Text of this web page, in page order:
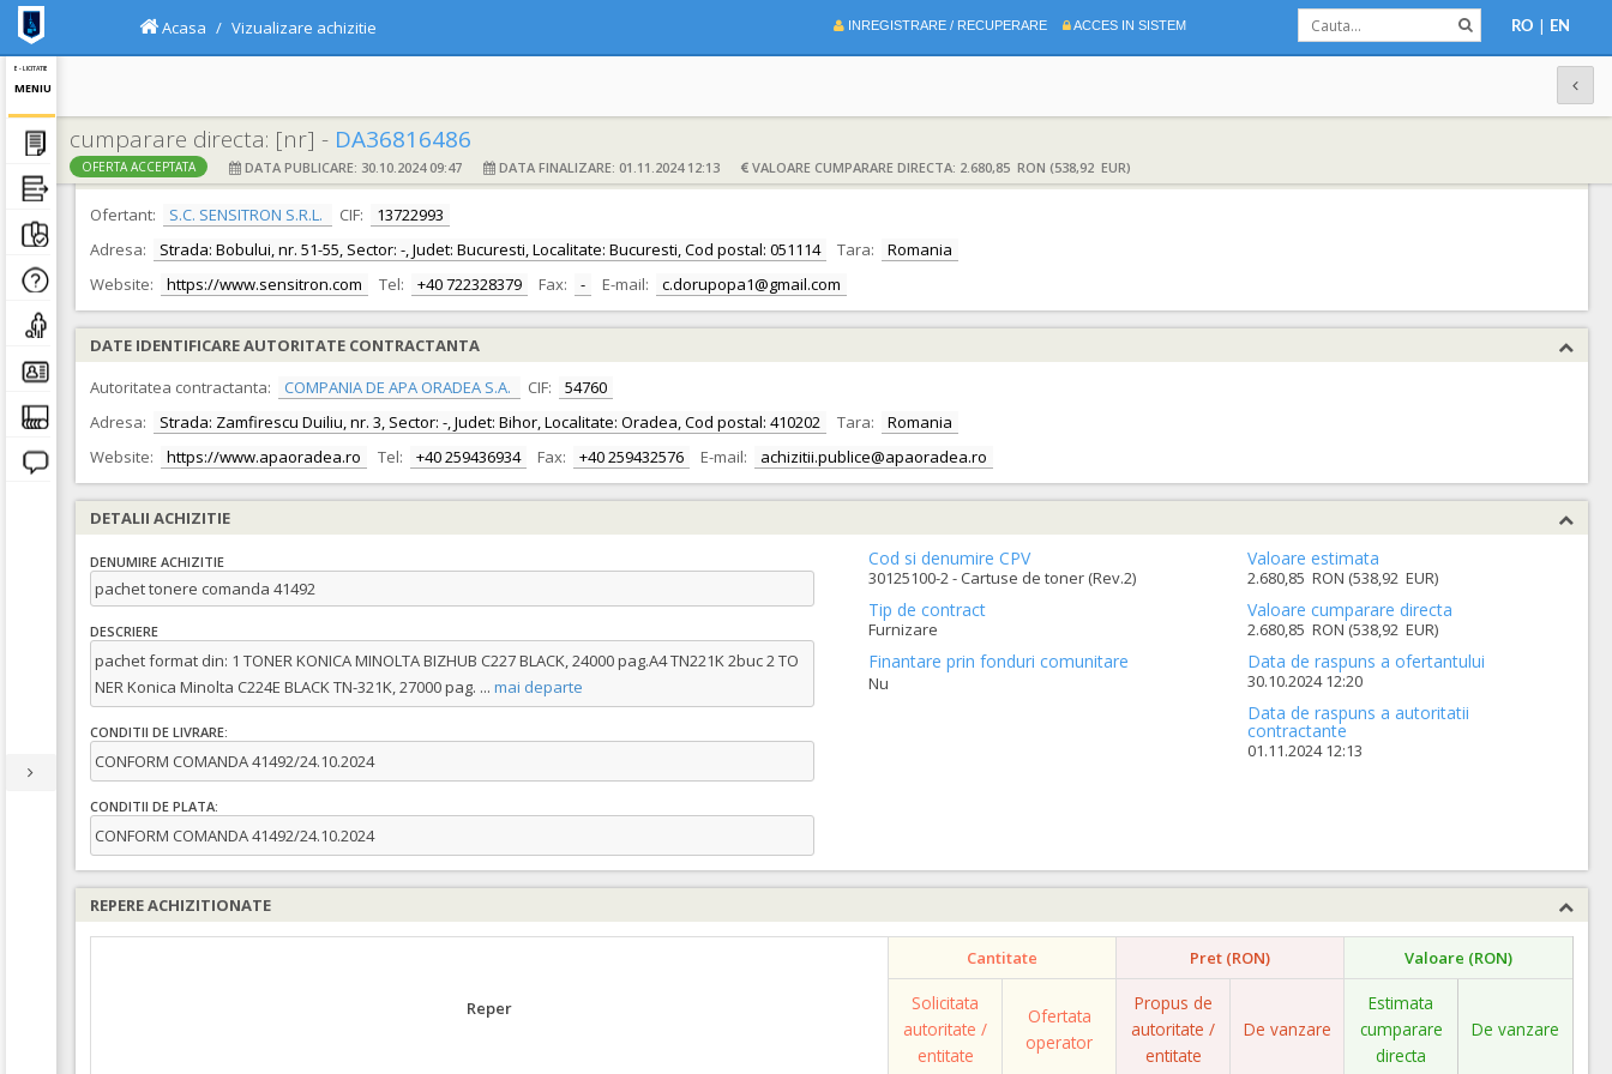
E - LICITATIE
MENIU
INREGISTRARE / RECUPERARE ACCES IN SISTEM RO | EN
Acasa Vizualizare achizitie
cumparare directa: [nr] - DA36816486
OFERTA ACCEPTATA DATA PUBLICARE: 30.10.2024 09:47 DATA FINALIZARE: 01.11.2024 12:13 VALOARE CUMPARARE DIRECTA: 2.680,85 RON (538,92 EUR)
DATE IDENTIFICARE OFERTANT
Ofertant:
S.C. SENSITRON S.R.L. CIF:
13722993
Adresa:
Strada: Bobului, nr. 51-55, Sector: -, Judet: Bucuresti, Localitate: Bucuresti, Cod postal: 051114 Tara:
Romania
Website:
https://www.sensitron.com Tel: +40 722328379 Fax: - E-mail: c.dorupopa1@gmail.com
DATE IDENTIFICARE AUTORITATE CONTRACTANTA
Autoritatea contractanta:
COMPANIA DE APA ORADEA S.A. CIF:
54760
Adresa:
Strada: Zamfirescu Duiliu, nr. 3, Sector: -, Judet: Bihor, Localitate: Oradea, Cod postal: 410202 Tara:
Romania
Website:
https://www.apaoradea.ro Tel: +40 259436934 Fax: +40 259432576 E-mail: achizitii.publice@apaoradea.ro
DETALII ACHIZITIE
DENUMIRE ACHIZITIE
pachet tonere comanda 41492
DESCRIERE
pachet format din: 1 TONER KONICA MINOLTA BIZHUB C227 BLACK, 24000 pag.A4 TN221K 2buc 2 TO
NER Konica Minolta C224E BLACK TN-321K, 27000 pag. ... mai departe
CONDITII DE LIVRARE:
CONFORM COMANDA 41492/24.10.2024
CONDITII DE PLATA:
CONFORM COMANDA 41492/24.10.2024
Cod si denumire CPV
30125100-2 - Cartuse de toner (Rev.2)
Tip de contract
Furnizare
Finantare prin fonduri comunitare
Nu
Valoare estimata
2.680,85 RON (538,92 EUR)
Valoare cumparare directa
2.680,85 RON (538,92 EUR)
Data de raspuns a ofertantului
30.10.2024 12:20
Data de raspuns a autoritatii
contractante
01.11.2024 12:13
REPERE ACHIZITIONATE
Reper
Cantitate Pret (RON) Valoare (RON)
Solicitata
autoritate /
entitate
Ofertata
operator
Propus de
autoritate /
entitate
De vanzare
Estimata
cumparare
directa
De vanzare